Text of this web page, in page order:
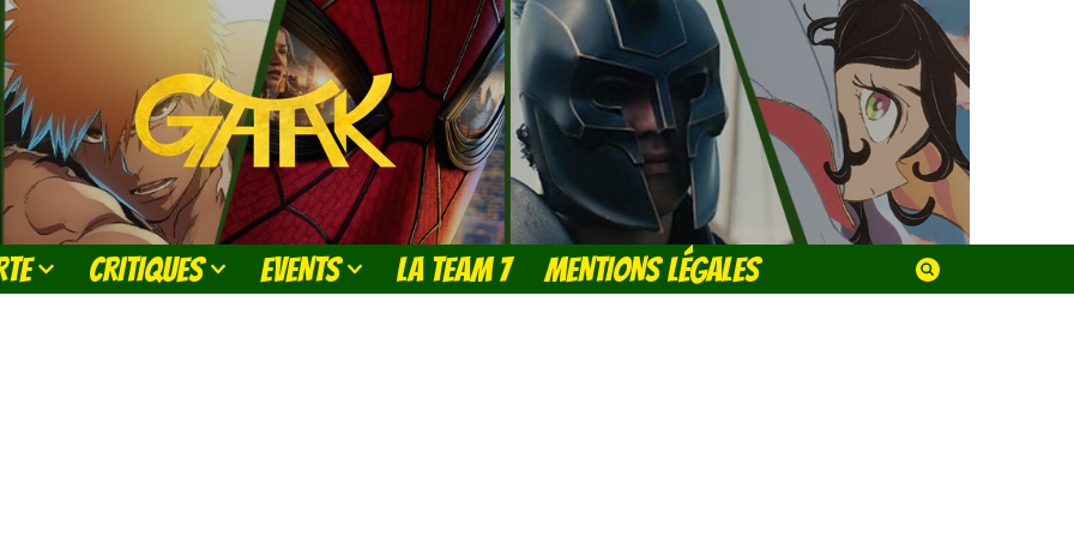
CRITIQUES EVENTS LA TEAM 7 MENTIONS LÉGALES